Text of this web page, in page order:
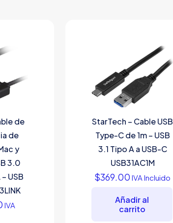
de
de
y
3.0
USB
IVA
StarTech – Cable USB
Type-C de 1m – USB
3.1 Tipo A a USB-C
USB31AC1M
$369.00 IVA Incluido
Añadir al
carrito